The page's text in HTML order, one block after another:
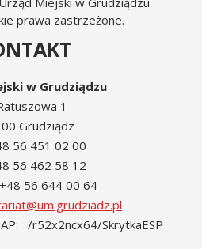
prawa zastrzeżone.
w Grudziądzu
1
Grudziądz
56 451 02 00
56 462 58 12
56 644 00 64
/r52x2ncx64/SkrytkaESP